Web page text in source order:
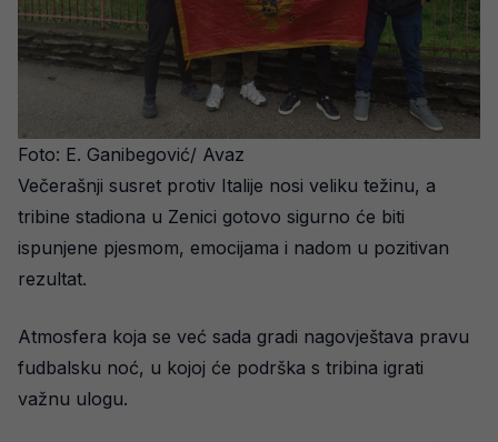
Foto: E. Ganibegović/ Avaz
Večerašnji susret protiv Italije nosi veliku težinu, a
tribine stadiona u Zenici gotovo sigurno će biti
ispunjene pjesmom, emocijama i nadom u pozitivan
rezultat.
Atmosfera koja se već sada gradi nagovještava pravu
fudbalsku noć, u kojoj će podrška s tribina igrati
važnu ulogu.